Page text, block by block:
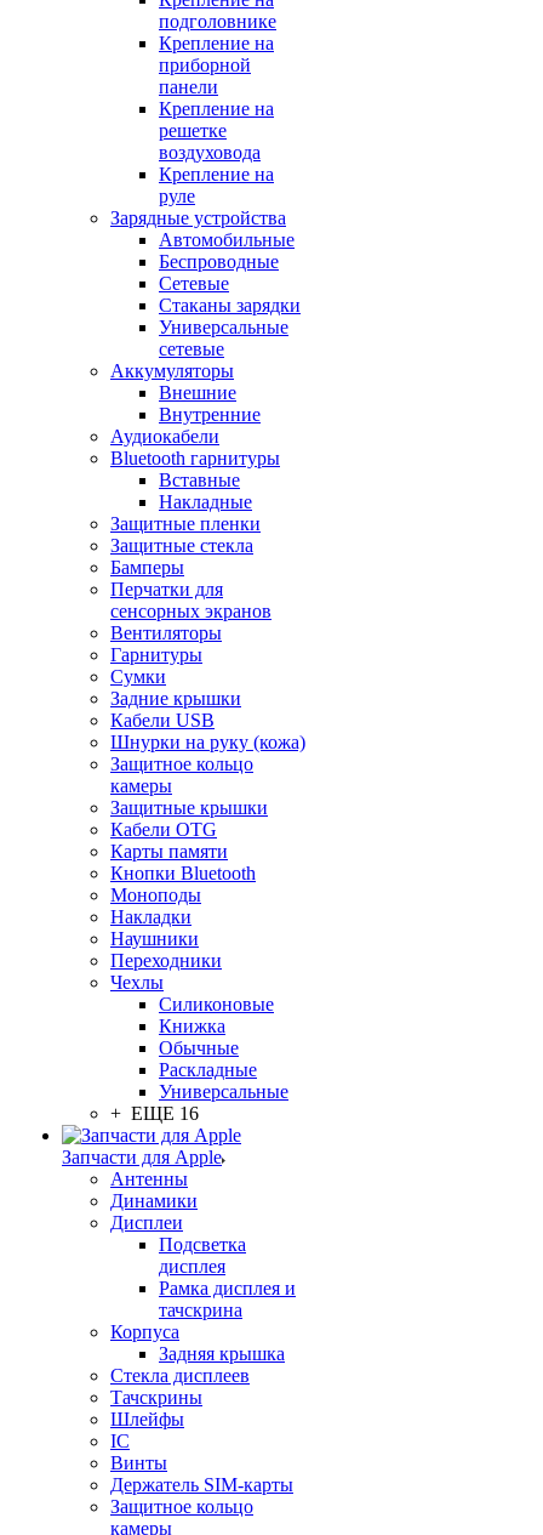
подголовнике
Крепление на
приборной
панели
Крепление на
решетке
воздуховода
Крепление на
руле
Зарядные устройства
Автомобильные
Беспроводные
Сетевые
Стаканы зарядки
Универсальные
сетевые
Аккумуляторы
Внешние
Внутренние
Аудиокабели
Bluetooth гарнитуры
Вставные
Накладные
Защитные пленки
Защитные стекла
Бамперы
Перчатки для
сенсорных экранов
Вентиляторы
Гарнитуры
Сумки
Задние крышки
Кабели USB
Шнурки на руку (кожа)
Защитное кольцо
камеры
Защитные крышки
Кабели OTG
Карты памяти
Кнопки Bluetooth
Моноподы
Накладки
Наушники
Переходники
Чехлы
Силиконовые
Книжка
Обычные
Раскладные
Универсальные
+ ЕЩЕ 16
Запчасти для Apple
Антенны
Динамики
Дисплеи
Подсветка
дисплея
Рамка дисплея и
тачскрина
Корпуса
Задняя крышка
Стекла дисплеев
Тачскрины
Шлейфы
IC
Винты
Держатель SIM-карты
Защитное кольцо
камеры